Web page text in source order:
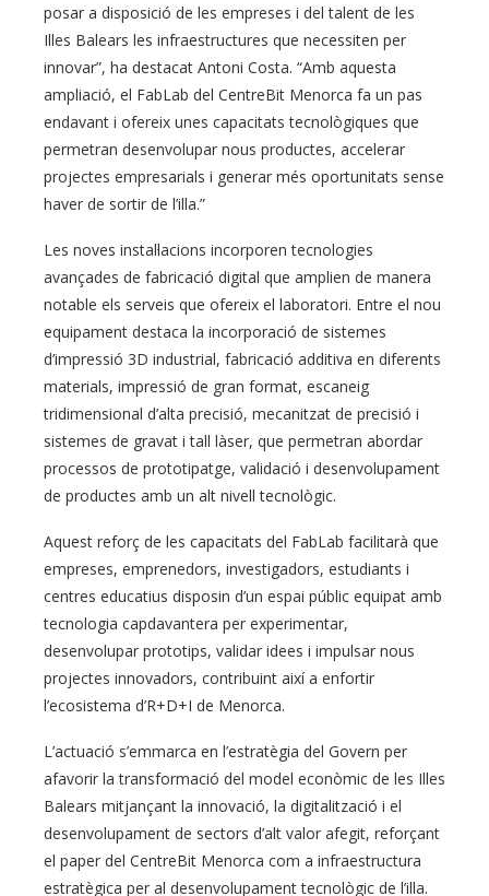
posar a disposició de les empreses i del talent de les
Illes Balears les infraestructures que necessiten per
innovar”, ha destacat Antoni Costa. “Amb aquesta
ampliació, el FabLab del CentreBit Menorca fa un pas
endavant i ofereix unes capacitats tecnològiques que
permetran desenvolupar nous productes, accelerar
projectes empresarials i generar més oportunitats sense
haver de sortir de l’illa.”
Les noves instal·lacions incorporen tecnologies
avançades de fabricació digital que amplien de manera
notable els serveis que ofereix el laboratori. Entre el nou
equipament destaca la incorporació de sistemes
d’impressió 3D industrial, fabricació additiva en diferents
materials, impressió de gran format, escaneig
tridimensional d’alta precisió, mecanitzat de precisió i
sistemes de gravat i tall làser, que permetran abordar
processos de prototipatge, validació i desenvolupament
de productes amb un alt nivell tecnològic.
Aquest reforç de les capacitats del FabLab facilitarà que
empreses, emprenedors, investigadors, estudiants i
centres educatius disposin d’un espai públic equipat amb
tecnologia capdavantera per experimentar,
desenvolupar prototips, validar idees i impulsar nous
projectes innovadors, contribuint així a enfortir
l’ecosistema d’R+D+I de Menorca.
L’actuació s’emmarca en l’estratègia del Govern per
afavorir la transformació del model econòmic de les Illes
Balears mitjançant la innovació, la digitalització i el
desenvolupament de sectors d’alt valor afegit, reforçant
el paper del CentreBit Menorca com a infraestructura
estratègica per al desenvolupament tecnològic de l’illa.